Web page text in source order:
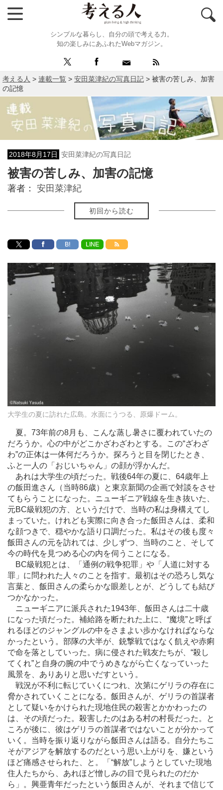
シンプルな暮らし、自分の頭で考える力。
知の楽しみにあふれたWebマガジン。
考える人 > 連載一覧 > 安田菜津紀の写真日記 > 被害の苦しみ、加害
の記憶
2018年8月17日 安田菜津紀の写真日記
被害の苦しみ、加害の記憶
著者： 安田菜津紀
初回から読む
B! LINE
大学生の夏に訪れた広島。水面にうつる、原爆ドーム。
夏。73年前の8月も、こんな蒸し暑さに覆われていたの
だろうか。心の中がどこかざわざわとする。この“ざわざ
わ”の正体は一体何だろうか。探ろうと目を閉じたとき、
ふと一人の「おじいちゃん」の顔が浮かんだ。
あれは大学生の頃だった。戦後64年の夏に、64歳年上
の飯田進さん（当時86歳）と東京新聞の企画で対談をさせ
てもらうことになった。ニューギニア戦線を生き抜いた、
元BC級戦犯の方、というだけで、当時の私は身構えてし
まっていた。けれども実際に向き合った飯田さんは、柔和
な顔つきで、穏やかな語り口調だった。私はその後も度々
飯田さんの元を訪れては、少しずつ、当時のこと、そして
今の時代を見つめる心の内を伺うことになる。
BC級戦犯とは、「通例の戦争犯罪」や「人道に対する
罪」に問われた人々のことを指す。最初はその恐ろし気な
言葉と、飯田さんの柔らかな眼差しとが、どうしても結び
つかなかった。
ニューギニアに派兵された1943年、飯田さんは二十歳
になった頃だった。補給路を断たれた上に、“魔境”と呼ば
れるほどのジャングルの中をさまよい歩かなければならな
かったという。部隊の大半が、銃撃戦ではなく飢えや赤痢
で命を落としていった。病に侵された戦友たちが、“殺し
てくれ”と自身の腕の中でうめきながら亡くなっていった
風景を、ありありと思いだすという。
戦況が不利に転じていくにつれ、次第にゲリラの存在に
脅かされていくことになる。飯田さんが、ゲリラの首謀者
として疑いをかけられた現地住民の殺害とかかわったの
は、その頃だった。殺害したのはある村の村長だった。と
ころが後に、彼はゲリラの首謀者ではないことが分かって
いく。当時を振り返りながら飯田さんは語る。自分たちこ
そがアジアを解放するのだという思い上がりを、嫌という
ほど痛感させられた、と。「“解放”しようとしていた現地
住人たちから、あれほど憎しみの目で見られたのだか
ら」。興亜青年だったという飯田さんが、それまで信じて